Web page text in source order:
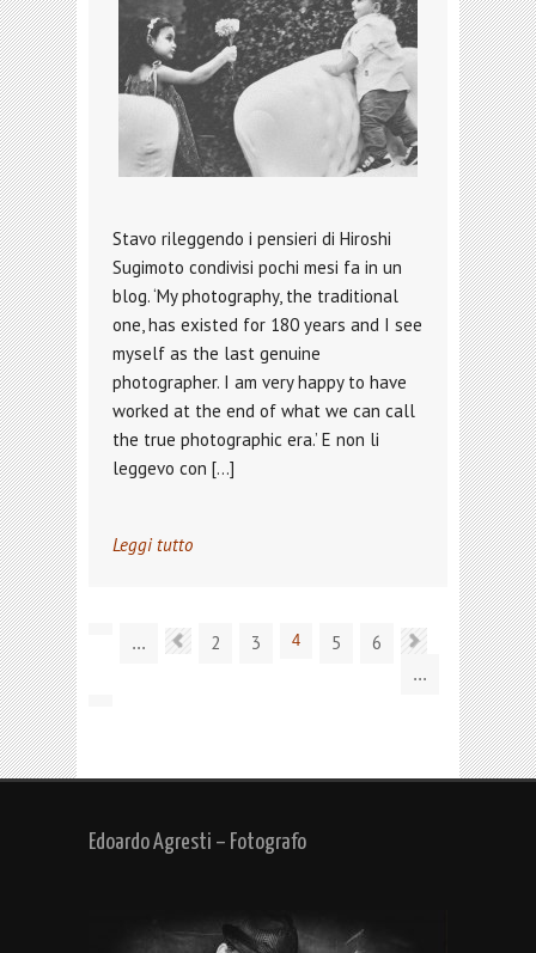
Stavo rileggendo i pensieri di Hiroshi
Sugimoto condivisi pochi mesi fa in un
blog. ‘My photography, the traditional
one, has existed for 180 years and I see
myself as the last genuine
photographer. I am very happy to have
worked at the end of what we can call
the true photographic era.’ E non li
leggevo con […]
Leggi tutto
... 2 3 4 5 6
...
Edoardo Agresti – Fotografo